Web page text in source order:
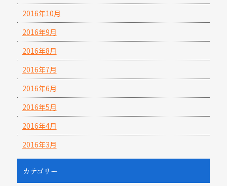
2016年10月
2016年9月
2016年8月
2016年7月
2016年6月
2016年5月
2016年4月
2016年3月
カテゴリー